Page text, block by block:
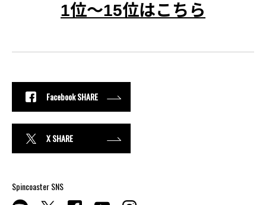
1位〜15位はこちら
Facebook SHARE
X SHARE
Spincoaster SNS